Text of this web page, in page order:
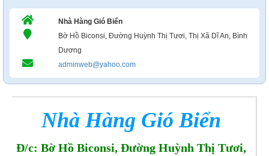
Nhà Hàng Gió Biển
Bờ Hồ Biconsi, Đường Huỳnh Thị Tươi, Thị Xã Dĩ An, Bình
Dương
adminweb@yahoo.com
Nhà Hàng Gió Biển
Đ/c: Bờ Hồ Biconsi, Đường Huỳnh Thị Tươi,